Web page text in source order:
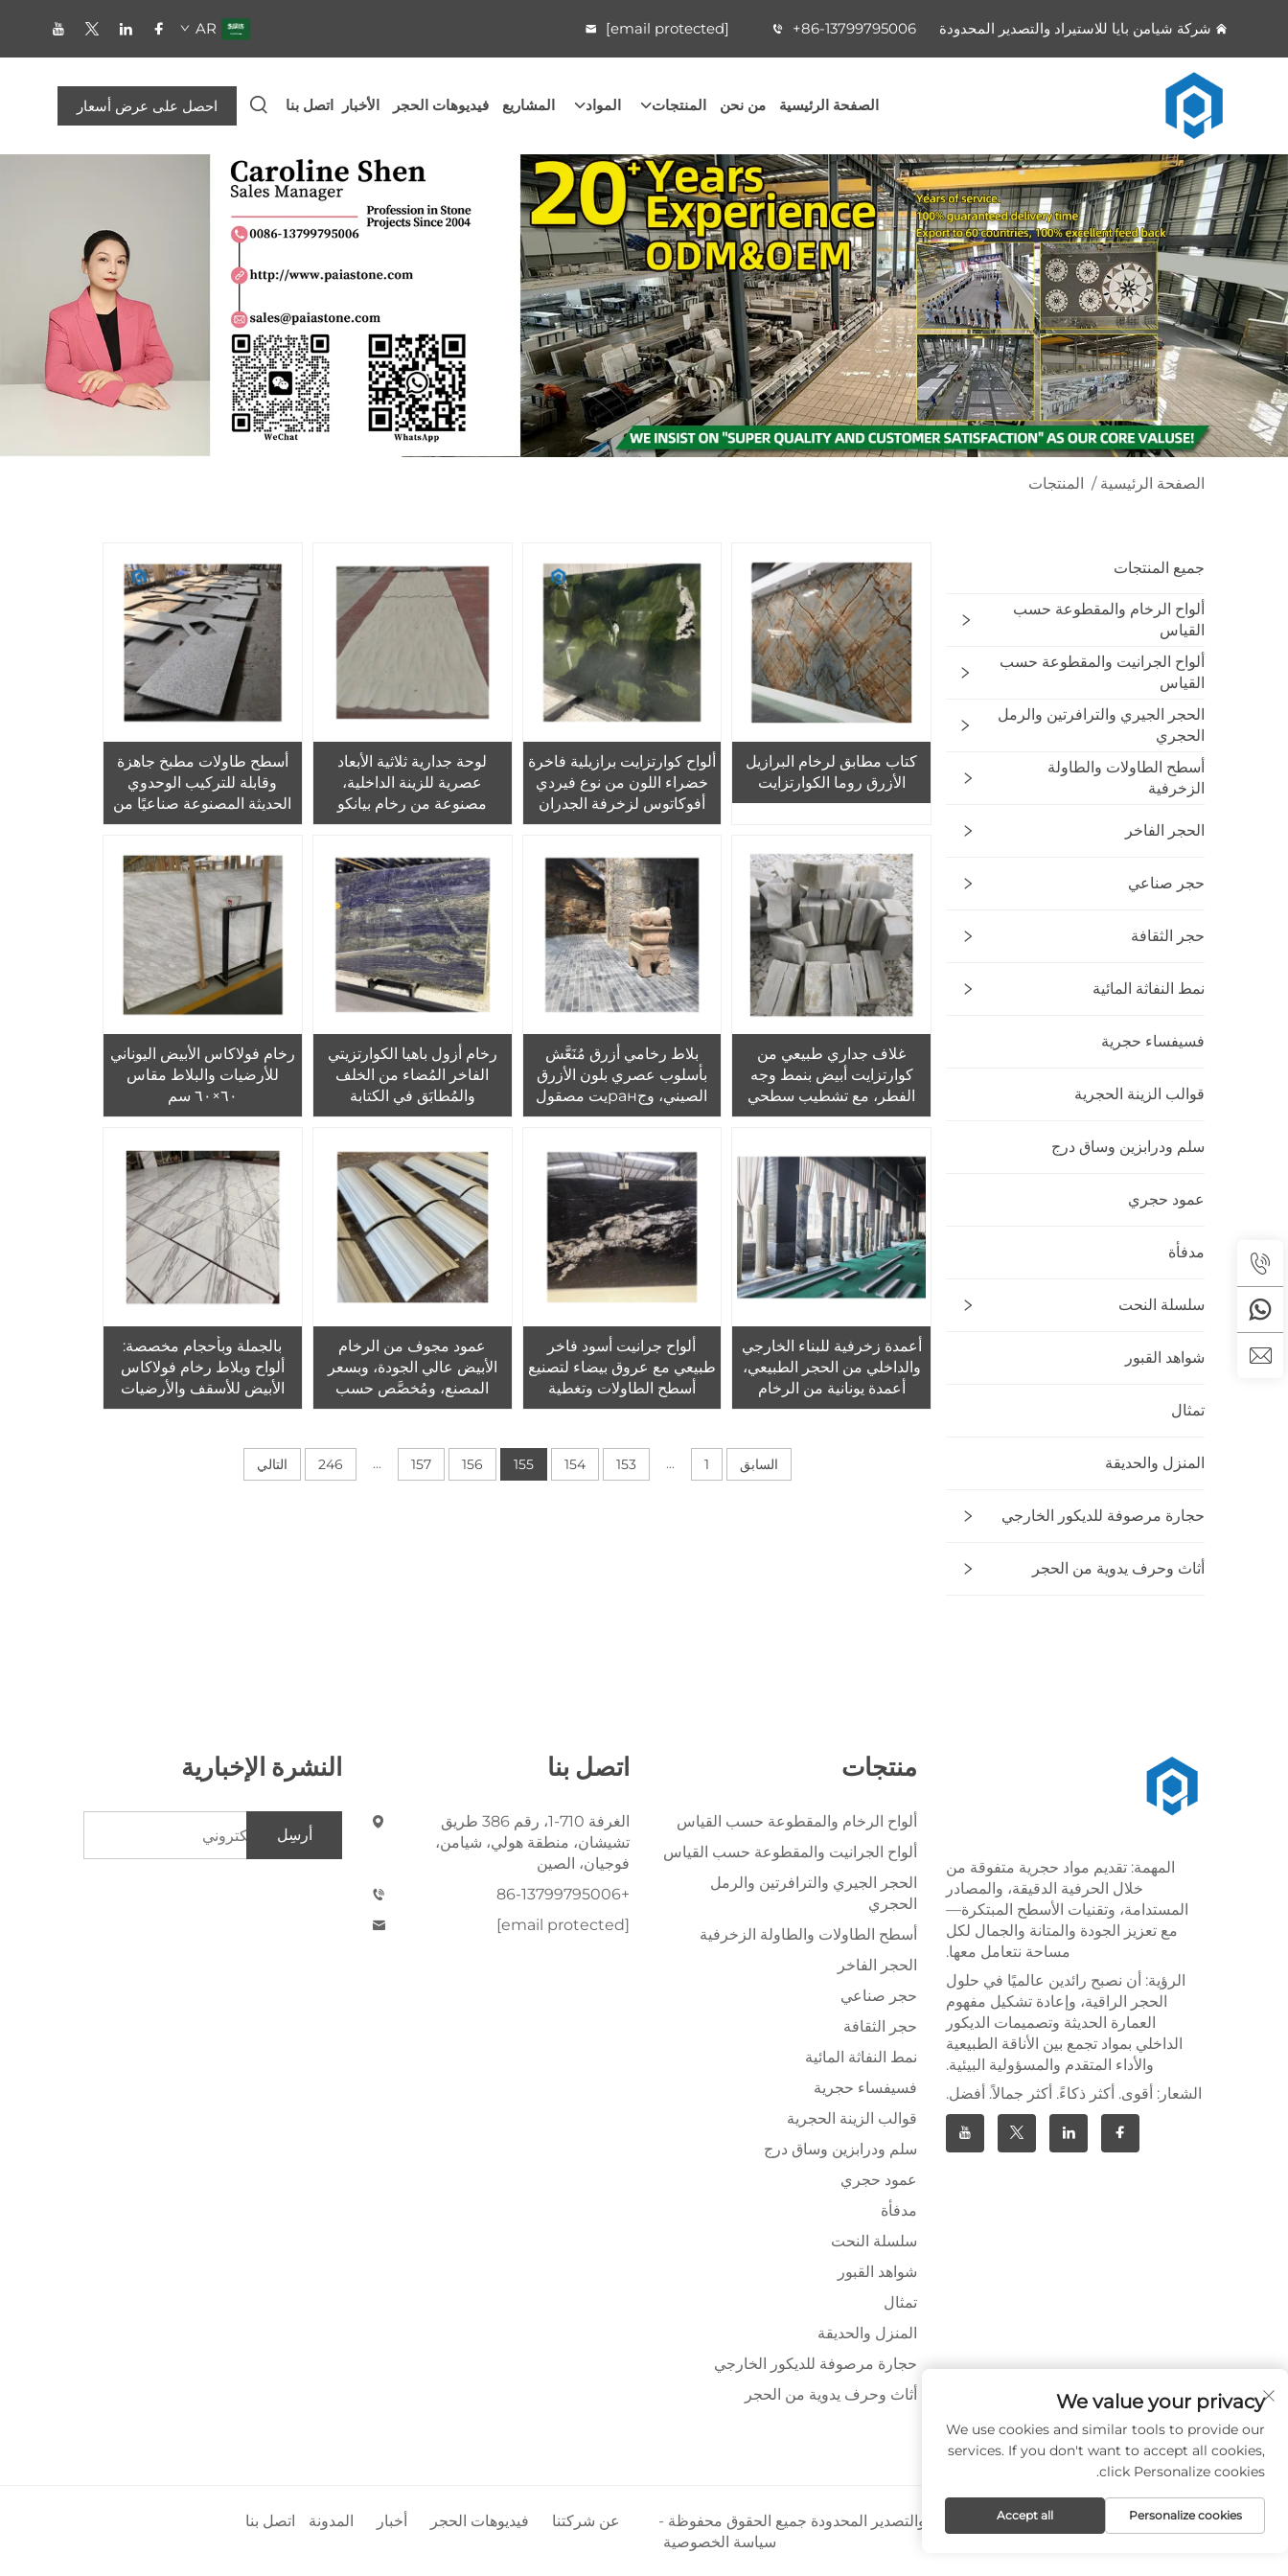
شركة شيامن بايا للاستيراد والتصدير المحدودة +86-13799795006
[email protected]
AR
الصفحة الرئيسية من نحن المنتجات المواد المشاريع فيديوهات الحجر الأخبار اتصل بنا احصل على عرض أسعار
الصفحة الرئيسية / المنتجات
جميع المنتجات
ألواح الرخام والمقطوعة حسب
القياس
ألواح الجرانيت والمقطوعة حسب
القياس
الحجر الجيري والترافرتين والرمل
الحجري
أسطح الطاولات والطاولة
الزخرفية
الحجر الفاخر
حجر صناعي
حجر الثقافة
نمط النفاثة المائية
فسيفساء حجرية
قوالب الزينة الحجرية
سلم ودرابزين وساق درج
عمود حجري
مدفأة
سلسلة النحت
شواهد القبور
تمثال
المنزل والحديقة
حجارة مرصوفة للديكور الخارجي
أثاث وحرف يدوية من الحجر
كتاب مطابق لرخام البرازيل
الأزرق روما الكوارتزايت
ألواح كوارتزايت برازيلية فاخرة
خضراء اللون من نوع فيردي
أفوكاتوس لزخرفة الجدران
وأسطح الطاولات
لوحة جدارية ثلاثية الأبعاد
عصرية للزينة الداخلية،
مصنوعة من رخام بيانكو
كارارا الأبيض، ومنقوشة
العددي (CNC) في التصميم
الداخلي
أسطح طاولات مطبخ جاهزة
وقابلة للتركيب الوحدوي
الحديثة المصنوعة صناعيًا من
الجرانيت الرمادي الصيني
غلاف جداري طبيعي من
كوارتزايت أبيض بنمط وجه
الفطر، مع تشطيب سطحي
طبيعي
بلاط رخامي أزرق مُنَعَّش
بأسلوب عصري بلون الأزرق
الصيني، وجранيت مصقول
أزرق للزينة الداخلية والخارجية
رخام أزول باهيا الكوارتزيتي
الفاخر المُضاء من الخلف
والمُطابَق في الكتابة
(Bookmatched) للجدران،
الديكور الداخلي
رخام فولاكاس الأبيض اليوناني
للأرضيات والبلاط مقاس
٦٠×٦٠ سم
أعمدة زخرفية للبناء الخارجي
والداخلي من الحجر الطبيعي،
أعمدة يونانية من الرخام
الأبيض، أعمدة رومانية للمنازل
ألواح جرانيت أسود فاخر
طبيعي مع عروق بيضاء لتصنيع
أسطح الطاولات وتغطية
الجدران، ألواح كوارتزيت أبيض
عمود مجوف من الرخام
الأبيض عالي الجودة، وبسعر
المصنع، ومُخصَّص حسب
الطلب لمشاريع تزيين الفنادق
بالجملة وبأحجام مخصصة:
ألواح وبلاط رخام فولاكاس
الأبيض للأسقف والأرضيات
الداخلية والخارجية، وأسطح
السابق 1
...
153
154
155
156
157
...
246 التالي
المهمة: تقديم مواد حجرية متفوقة من
خلال الحرفية الدقيقة، والمصادر
المستدامة، وتقنيات الأسطح المبتكرة—
مع تعزيز الجودة والمتانة والجمال لكل
مساحة نتعامل معها.
الرؤية: أن نصبح رائدين عالميًا في حلول
الحجر الراقية، وإعادة تشكيل مفهوم
العمارة الحديثة وتصميمات الديكور
الداخلي بمواد تجمع بين الأناقة الطبيعية
والأداء المتقدم والمسؤولية البيئية.
الشعار: أقوى. أكثر ذكاءً. أكثر جمالاً. أفضل.
منتجات
ألواح الرخام والمقطوعة حسب القياس
ألواح الجرانيت والمقطوعة حسب القياس
الحجر الجيري والترافرتين والرمل
الحجري
أسطح الطاولات والطاولة الزخرفية
الحجر الفاخر
حجر صناعي
حجر الثقافة
نمط النفاثة المائية
فسيفساء حجرية
قوالب الزينة الحجرية
سلم ودرابزين وساق درج
عمود حجري
مدفأة
سلسلة النحت
شواهد القبور
تمثال
المنزل والحديقة
حجارة مرصوفة للديكور الخارجي
أثاث وحرف يدوية من الحجر
اتصل بنا
الغرفة 710-1، رقم 386 طريق
تشيشان، منطقة هولي، شيامن،
فوجيان، الصين
+86-13799795006
[email protected]
النشرة الإخبارية
أرسِل
حقوق النشر © شركة شيامن بايا للاستيراد والتصدير المحدودة جميع الحقوق محفوظة -
سياسة الخصوصية
عن شركتنا فيديوهات الحجر أخبار المدونة اتصل بنا
We value your privacy
We use cookies and similar tools to provide our
services. If you don't want to accept all cookies,
click Personalize cookies.
Personalize cookies
Accept all